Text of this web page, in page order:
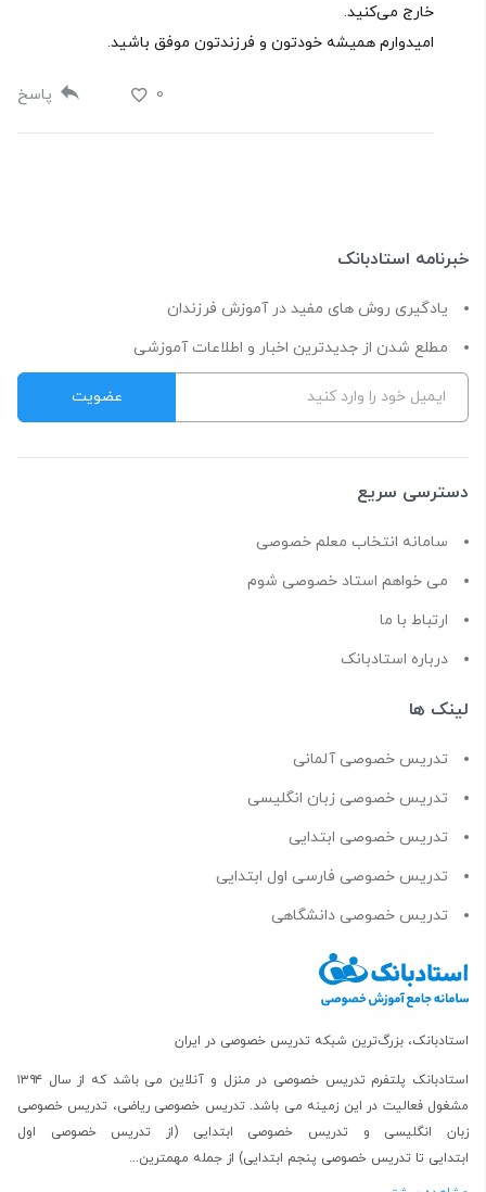
خارج می‌کنید.
امیدوارم همیشه خودتون و فرزندتون موفق باشید.
0 پاسخ
خبرنامه استادبانک
یادگیری روش های مفید در آموزش فرزندان
مطلع شدن از جدیدترین اخبار و اطلاعات آموزشی
دسترسی سریع
سامانه انتخاب معلم خصوصی
می خواهم استاد خصوصی شوم
ارتباط با ما
درباره استادبانک
لینک ها
تدریس خصوصی آلمانی
تدریس خصوصی زبان انگلیسی
تدریس خصوصی ابتدایی
تدریس خصوصی فارسی اول ابتدایی
تدریس خصوصی دانشگاهی
استادبانک، بزرگ‌ترین شبکه تدریس خصوصی در ایران
استادبانک پلتفرم تدریس خصوصی در منزل و آنلاین
می باشد که از سال ۱۳۹۴
مشغول فعالیت در این زمینه می باشد.تدریس خصوصی ریاضی، تدریس خصوصی
زبان انگلیسی و تدریس خصوصی ابتدایی (از
تدریس خصوصی اول
ابتدایی تا تدریس خصوصی پنجم ابتدایی) از جمله مهمترین...